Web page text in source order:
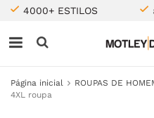
4000+ ESTILOS
Página inicial ROUPAS DE
4XL roupa